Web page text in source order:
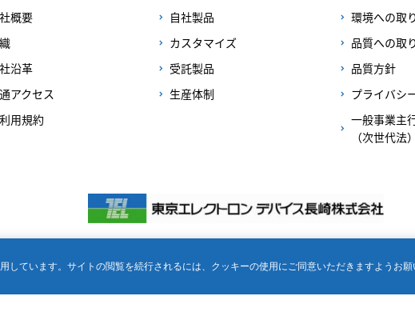
ています。サイトの閲覧を続行されるには、クッキーの使用にご同意いただきますようお願
概要
沿革
アクセス
用規約
自社製品
カスタマイズ
受託製品
生産体制
環境への取
品質への取
品質方針
プライバシ
一般事業主
（次世代法）